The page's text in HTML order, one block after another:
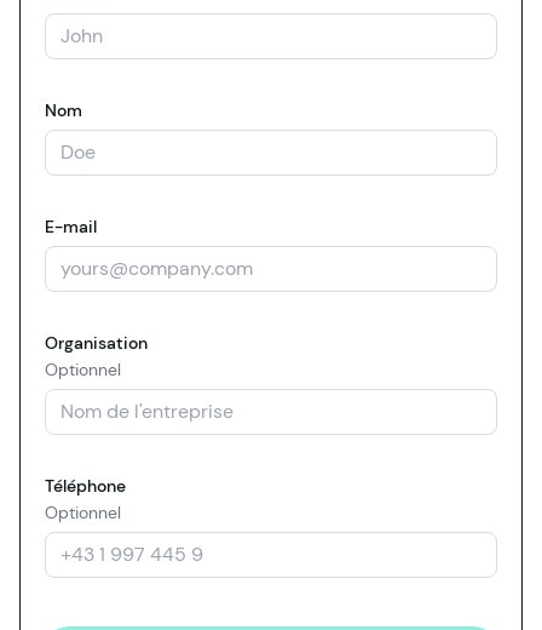
Nom
E-mail
Organisation
Optionnel
Téléphone
Optionnel